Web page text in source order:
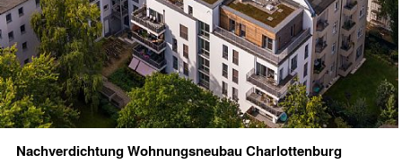
Nachverdichtung Wohnungsneubau Charlottenburg